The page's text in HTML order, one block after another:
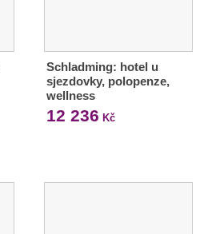
Schladming: hotel u
sjezdovky, polopenze,
wellness
12 236 Kč